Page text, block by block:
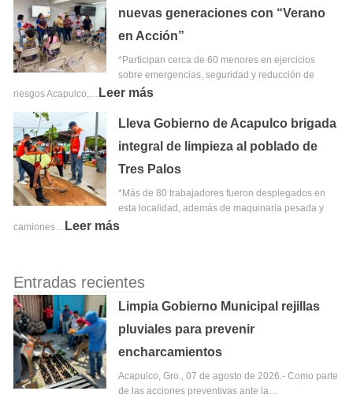
nuevas generaciones con “Verano
en Acción”
*Participan cerca de 60 menores en ejercicios
sobre emergencias, seguridad y reducción de
riesgos Acapulco,… Leer más
Lleva Gobierno de Acapulco brigada
integral de limpieza al poblado de
Tres Palos
*Más de 80 trabajadores fueron desplegados en
esta localidad, además de maquinaria pesada y
camiones… Leer más
Entradas recientes
Limpia Gobierno Municipal rejillas
pluviales para prevenir
encharcamientos
Acapulco, Gro., 07 de agosto de 2026.- Como parte
de las acciones preventivas ante la…